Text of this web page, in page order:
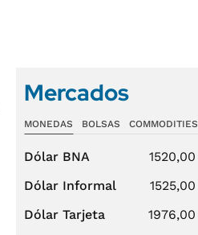
Mercados
MONEDAS BOLSAS COMMODITIES
Dólar BNA 1520,00
Dólar Informal
1525,00
Dólar Tarjeta
1976,00